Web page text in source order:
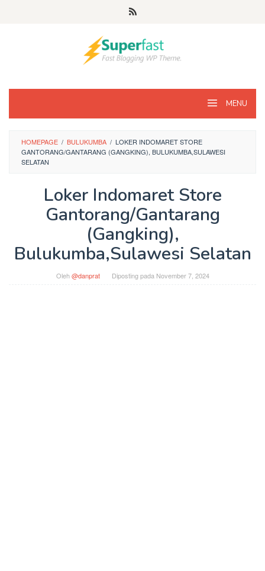
MENU
HOMEPAGE / BULUKUMBA / LOKER INDOMARET STORE
GANTORANG/GANTARANG (GANGKING), BULUKUMBA,SULAWESI
SELATAN
Loker Indomaret Store
Gantorang/Gantarang
(Gangking),
Bulukumba,Sulawesi Selatan
Oleh@danprat Diposting pada November 7, 2024